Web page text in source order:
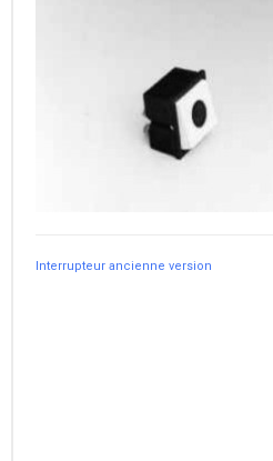
Interrupteur ancienne version